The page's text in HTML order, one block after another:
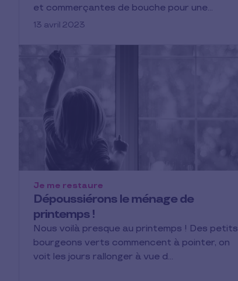
et commerçantes de bouche pour une…
13 avril 2023
Dépoussiérons le ménage de
printemps !
Je me restaure
Nous voilà presque au printemps ! Des petits
bourgeons verts commencent à pointer, on
voit les jours rallonger à vue d…